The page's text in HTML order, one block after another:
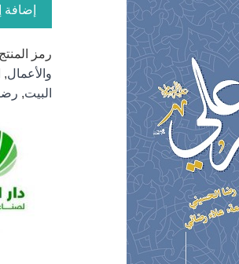
إضافة
رمز
والأعمال,
البيت,